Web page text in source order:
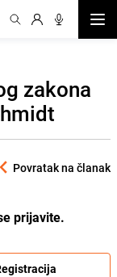
zakona
Povratak na članak
prijavite.